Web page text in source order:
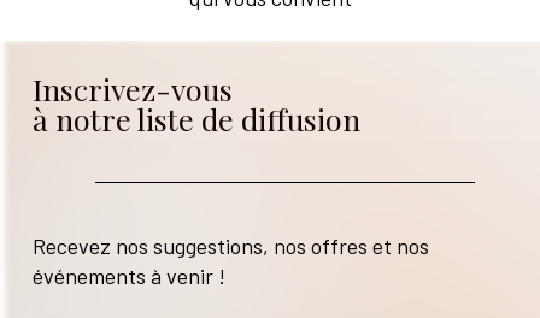
Inscrivez-vous
à notre liste de diffusion
Recevez nos suggestions, nos offres et nos
événements à venir !